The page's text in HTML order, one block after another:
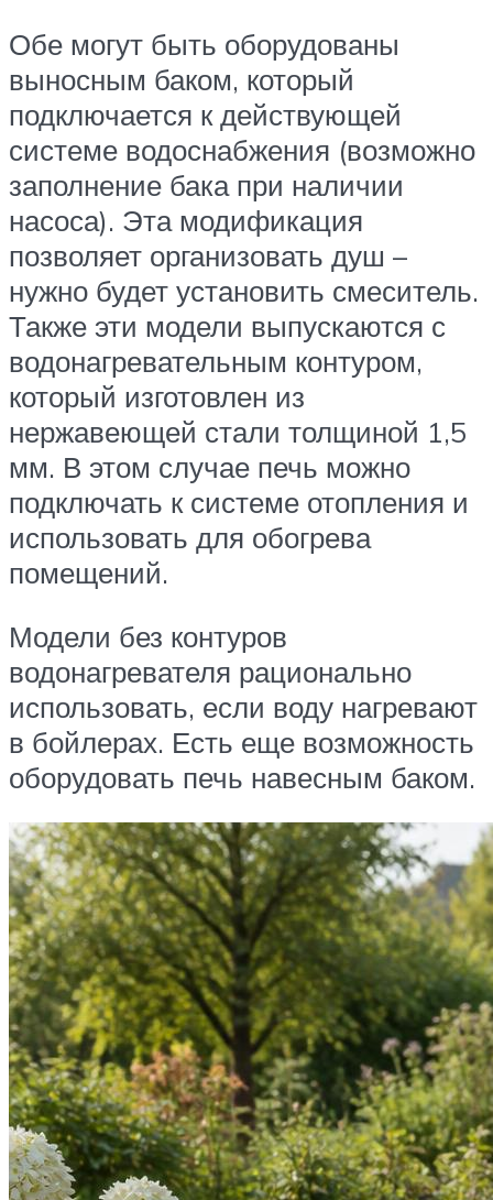
Обе могут быть оборудованы
выносным баком, который
подключается к действующей
системе водоснабжения (возможно
заполнение бака при наличии
насоса). Эта модификация
позволяет организовать душ –
нужно будет установить смеситель.
Также эти модели выпускаются с
водонагревательным контуром,
который изготовлен из
нержавеющей стали толщиной 1,5
мм. В этом случае печь можно
подключать к системе отопления и
использовать для обогрева
помещений.
Модели без контуров
водонагревателя рационально
использовать, если воду нагревают
в бойлерах. Есть еще возможность
оборудовать печь навесным баком.